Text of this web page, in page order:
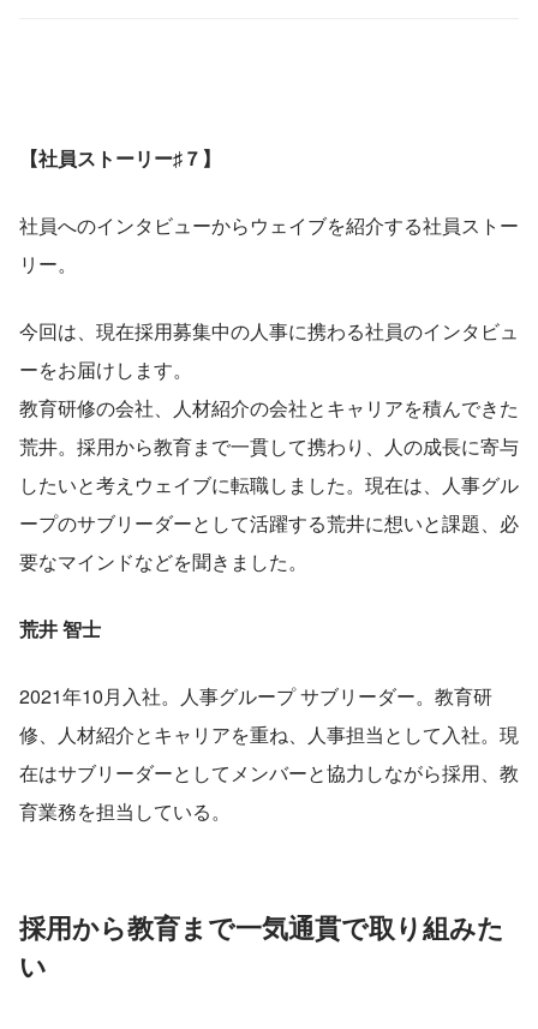
【社員ストーリー♯７】
社員へのインタビューからウェイブを紹介する社員ストー
リー。
今回は、現在採用募集中の人事に携わる社員のインタビュ
ーをお届けします。
教育研修の会社、人材紹介の会社とキャリアを積んできた
荒井。採用から教育まで一貫して携わり、人の成長に寄与
したいと考えウェイブに転職しました。現在は、人事グル
ープのサブリーダーとして活躍する荒井に想いと課題、必
要なマインドなどを聞きました。
荒井 智士
2021年10月入社。人事グループ サブリーダー。教育研
修、人材紹介とキャリアを重ね、人事担当として入社。現
在はサブリーダーとしてメンバーと協力しながら採用、教
育業務を担当している。
採用から教育まで一気通貫で取り組みた
い